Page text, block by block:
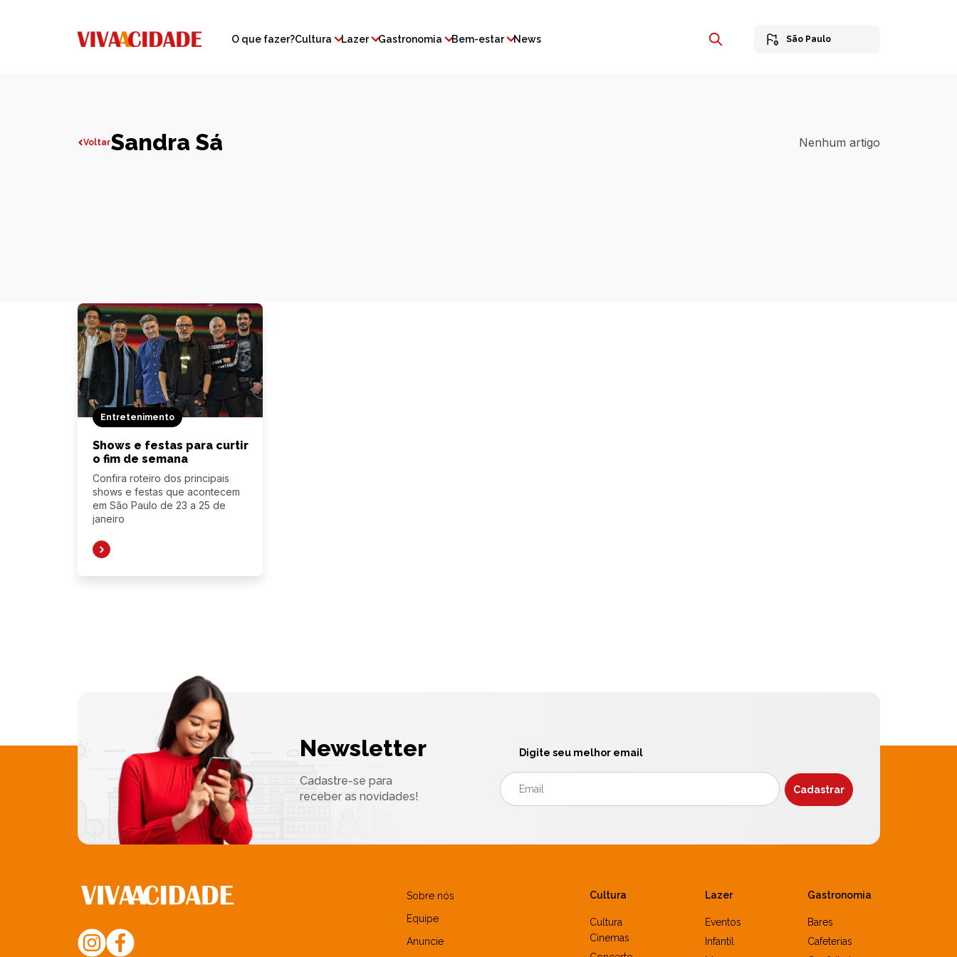
O que fazer?Cultura Lazer Gastronomia Bem-estar News São Paulo
VoltarSandra Sá Nenhum artigo
Entretenimento
Shows e festas para curtir
o fim de semana
Confira roteiro dos principais
shows e festas que acontecem
em São Paulo de 23 a 25 de
janeiro
Newsletter
Cadastre-se para
receber as novidades!
Digite seu melhor email
Sobre nós
Equipe
Anuncie
Cultura
Cultura
Cinemas
Lazer
Eventos
Infantil
Gastronomia
Bares
Cafeterias